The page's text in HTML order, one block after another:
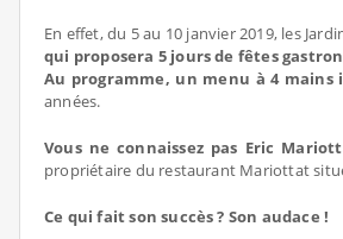
En effet, du 5 au 10 janvier 2019, les
qui proposera 5 jours de fêtes
Au programme, un menu à 4 mains
années.
Vous ne connaissez pas Eric
propriétaire du restaurant Mariottat
Ce qui fait son succès ? Son audace !